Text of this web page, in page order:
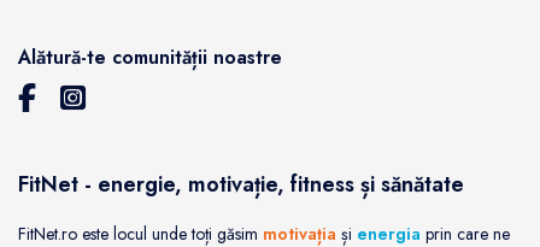
Alătură-te comunității noastre
FitNet - energie, motivație, fitness și sănătate
FitNet.ro este locul unde toți găsim motivația și energia prin care ne